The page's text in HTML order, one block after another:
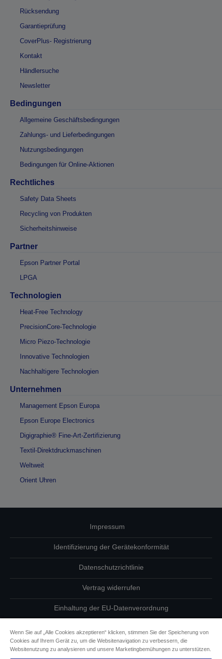
Rücksendung
Garantieprüfung
CoverPlus- Registrierung
Kontakt
Händlersuche
Newsletter
Bedingungen
Allgemeine Geschäftsbedingungen
Zahlungs- und Lieferbedingungen
Nutzungsbedingungen
Bedingungen für Online-Aktionen
Rechtliches
Safety Data Sheets
Recycling von Produkten
Sicherheitshinweise
Partner
Epson Partner Portal
LPGA
Technologien
Heat-Free Technology
PrecisionCore-Technologie
Micro Piezo-Technologie
Innovative Technologien
Nachhaltigere Technologien
Unternehmen
Management Epson Europa
Epson Europe Electronics
Digigraphie® Fine-Art-Zertifizierung
Textil-Direktdruckmaschinen
Weltweit
Orient Uhren
Impressum
Identifizierung der Gerätekonformität
Datenschutzrichtlinie
Vertrag widerrufen
Einhaltung der EU-Datenverordnung
Informationen zu Cookies
Wenn Sie auf „Alle Cookies akzeptieren“ klicken, stimmen Sie der Speicherung von
Cookies auf Ihrem Gerät zu, um die Websitenavigation zu verbessern, die
Websitenutzung zu analysieren und unsere Marketingbemühungen zu unterstützen.